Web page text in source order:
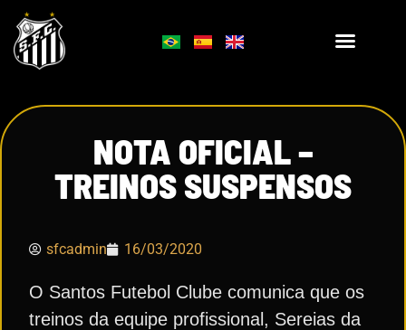
NOTA OFICIAL –
TREINOS SUSPENSOS
sfcadmin 16/03/2020
O Santos Futebol Clube comunica que os
treinos da equipe profissional, Sereias da